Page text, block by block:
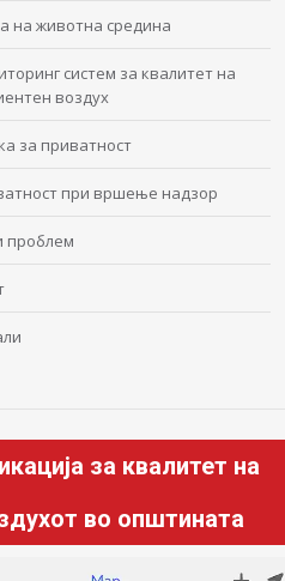
на животна средина
систем за квалитет на
воздух
за приватност
при вршење надзор
проблем
за квалитет на
во општината